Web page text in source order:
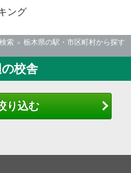
ング
索
栃木県の駅・市区町村から探す
校舎
り込む